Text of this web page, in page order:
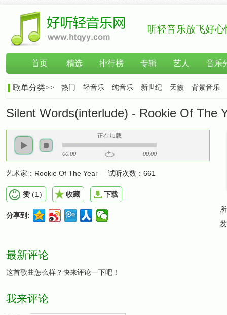
听轻音乐放飞好心
首页 精选 排行榜 专辑 艺人 音乐
歌单分类>> 热门 轻音乐 纯音乐 新世纪 天籁 背景音乐
Silent Words(interlude) - Rookie Of The
正在加载
00:00 00:00
艺术家： Rookie Of The Year 试听次数： 661
赞 (1 ) 收藏 下载
分享到:
最新评论
这首歌曲怎么样？快来评论一下吧！
我来评论